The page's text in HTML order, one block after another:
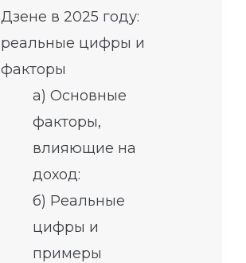
Дзене в 2025 году:
реальные цифры и
факторы
а) Основные
факторы,
влияющие на
доход:
б) Реальные
цифры и
примеры